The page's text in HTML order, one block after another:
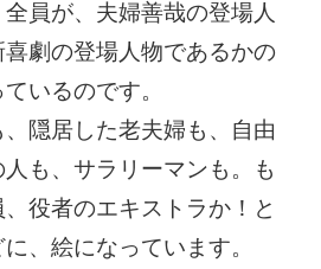
員が、夫婦善哉の登場人
劇の登場人物であるかの
いるのです。
隠居した老夫婦も、自由
も、サラリーマンも。も
役者のエキストラか！と
、絵になっています。